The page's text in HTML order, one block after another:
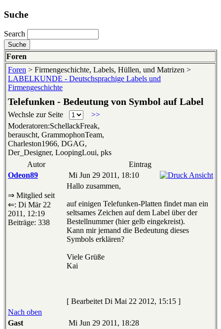
Suche
Search
Foren
Foren > Firmengeschichte, Labels, Hüllen, und Matrizen >
LABELKUNDE - Deutschsprachige Labels und
Firmengeschichte
Telefunken - Bedeutung von Symbol auf Label
Wechsle zur Seite
>>
Moderatoren:SchellackFreak,
berauscht, GrammophonTeam,
Charleston1966, DGAG,
Der_Designer, LoopingLoui, pks
Autor
Eintrag
Odeon89
Mi Jun 29 2011, 18:10
⇒ Mitglied seit
⇐: Di Mär 22
2011, 12:19
Beiträge: 338
Hallo zusammen,
auf einigen Telefunken-Platten findet man ein
seltsames Zeichen auf dem Label über der
Bestellnummer (hier gelb eingekreist).
Kann mir jemand die Bedeutung dieses
Symbols erklären?
Viele Grüße
Kai
[ Bearbeitet Di Mai 22 2012, 15:15 ]
Nach oben
Gast
Mi Jun 29 2011, 18:28